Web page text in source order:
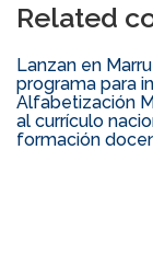
Related
Lanzan en
programa para
Alfabetización
al currículo
formación